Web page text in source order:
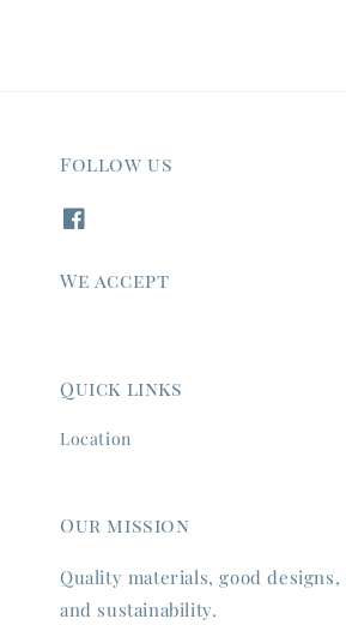
Follow us
We accept
Quick links
Location
Our mission
Quality materials, good
and sustainability.